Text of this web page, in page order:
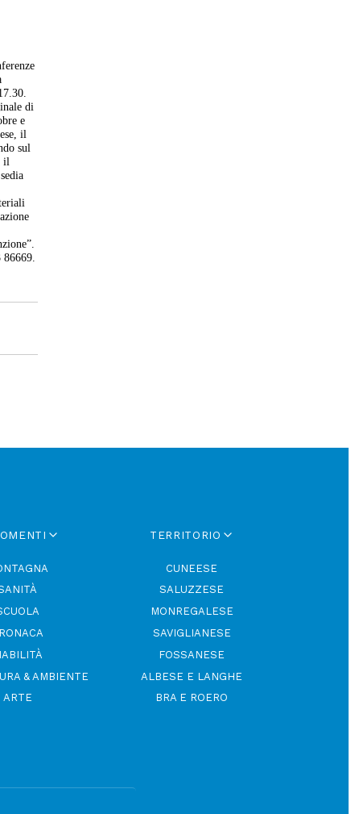
di
e
il
sul
il
86669.
& AMBIENTE
ARTE
TERRITORIO
CUNEESE
SALUZZESE
MONREGALESE
SAVIGLIANESE
FOSSANESE
ALBESE E LANGHE
BRA E ROERO